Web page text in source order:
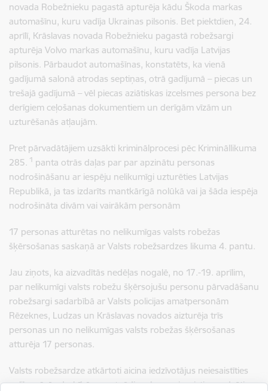
novada Robežnieku pagastā apturēja kādu Škoda markas
automašīnu, kuru vadīja Ukrainas pilsonis. Bet piektdien, 24.
aprīlī, Krāslavas novada Robežnieku pagastā robežsargi
apturēja Volvo markas automašīnu, kuru vadīja Latvijas
pilsonis. Pārbaudot automašīnas, konstatēts, ka vienā
gadījumā salonā atrodas septiņas, otrā gadījumā – piecas un
trešajā gadījumā – vēl piecas aziātiskas izcelsmes persona bez
derīgiem ceļošanas dokumentiem un derīgām vīzām un
uzturēšanās atļaujām.
Pret pārvadātājiem uzsākti kriminālprocesi pēc Krimināllikuma
285. 1 panta otrās daļas par par apzinātu personas
nodrošināšanu ar iespēju nelikumīgi uzturēties Latvijas
Republikā, ja tas izdarīts mantkārīgā nolūkā vai ja šāda iespēja
nodrošināta divām vai vairākām personām
17 personas atturētas no nelikumīgas valsts robežas
šķērsošanas saskaņā ar Valsts robežsardzes likuma 4. pantu.
Jau ziņots, ka aizvadītās nedēļas nogalē, no 17.-19. aprīlim,
par nelikumīgi valsts robežu šķērsojušu personu pārvadāšanu
robežsargi sadarbībā ar Valsts policijas amatpersonām
Rēzeknes, Ludzas un Krāslavas novados aizturēja trīs
personas un no nelikumīgas valsts robežas šķērsošanas
atturēja 17 personas.
Valsts robežsardze atkārtoti aicina iedzīvotājus neiesaistīties
nelikumīgās darbībās un atgādina, ka par iesaisti paredzēti